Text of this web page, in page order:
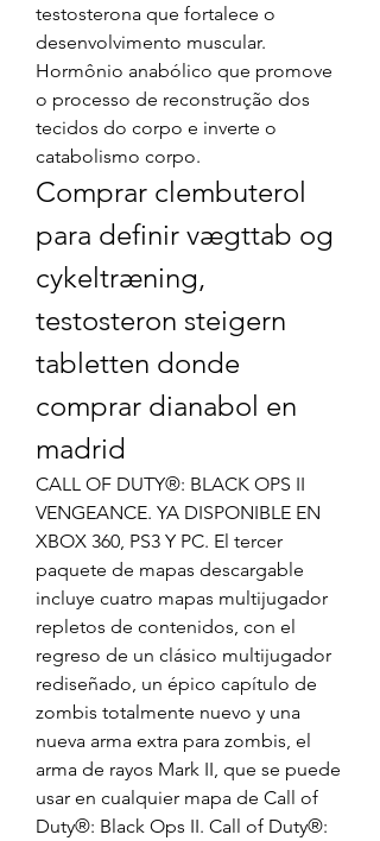
testosterona que fortalece o
desenvolvimento muscular.
Hormônio anabólico que promove
o processo de reconstrução dos
tecidos do corpo e inverte o
catabolismo corpo.
Comprar clembuterol
para definir vægttab og
cykeltræning,
testosteron steigern
tabletten donde
comprar dianabol en
madrid
CALL OF DUTY®: BLACK OPS II
VENGEANCE. YA DISPONIBLE EN
XBOX 360, PS3 Y PC. El tercer
paquete de mapas descargable
incluye cuatro mapas multijugador
repletos de contenidos, con el
regreso de un clásico multijugador
rediseñado, un épico capítulo de
zombis totalmente nuevo y una
nueva arma extra para zombis, el
arma de rayos Mark II, que se puede
usar en cualquier mapa de Call of
Duty®: Black Ops II. Call of Duty®: